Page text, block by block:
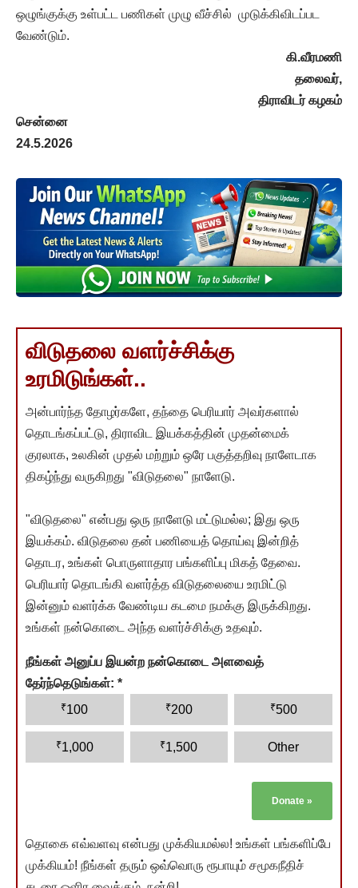
ஒழுங்குக்கு உள்பட்ட பணிகள் முழு வீச்சில் முடுக்கிவிடப்பட
வேண்டும்.
கி.வீரமணி
தலைவர்,
திராவிடர் கழகம்
சென்னை
24.5.2026
விடுதலை வளர்ச்சிக்கு
உரமிடுங்கள்..
அன்பார்ந்த தோழர்களே, தந்தை பெரியார் அவர்களால்
தொடங்கப்பட்டு, திராவிட இயக்கத்தின் முதன்மைக்
குரலாக, உலகின் முதல் மற்றும் ஒரே பகுத்தறிவு நாளேடாக
திகழ்ந்து வருகிறது "விடுதலை" நாளேடு.
"விடுதலை" என்பது ஒரு நாளேடு மட்டுமல்ல; இது ஒரு
இயக்கம். விடுதலை தன் பணியைத் தொய்வு இன்றித்
தொடர, உங்கள் பொருளாதார பங்களிப்பு மிகத் தேவை.
பெரியார் தொடங்கி வளர்த்த விடுதலையை உரமிட்டு
இன்னும் வளர்க்க வேண்டிய கடமை நமக்கு இருக்கிறது.
உங்கள் நன்கொடை அந்த வளர்ச்சிக்கு உதவும்.
நீங்கள் அனுப்ப இயன்ற நன்கொடை அளவைத்
தேர்ந்தெடுங்கள்: *
₹100 ₹200 ₹500
₹1,000 ₹1,500 Other
Donate »
தொகை எவ்வளவு என்பது முக்கியமல்ல! உங்கள் பங்களிப்பே
முக்கியம்! நீங்கள் தரும் ஒவ்வொரு ரூபாயும் சமூகநீதிச்